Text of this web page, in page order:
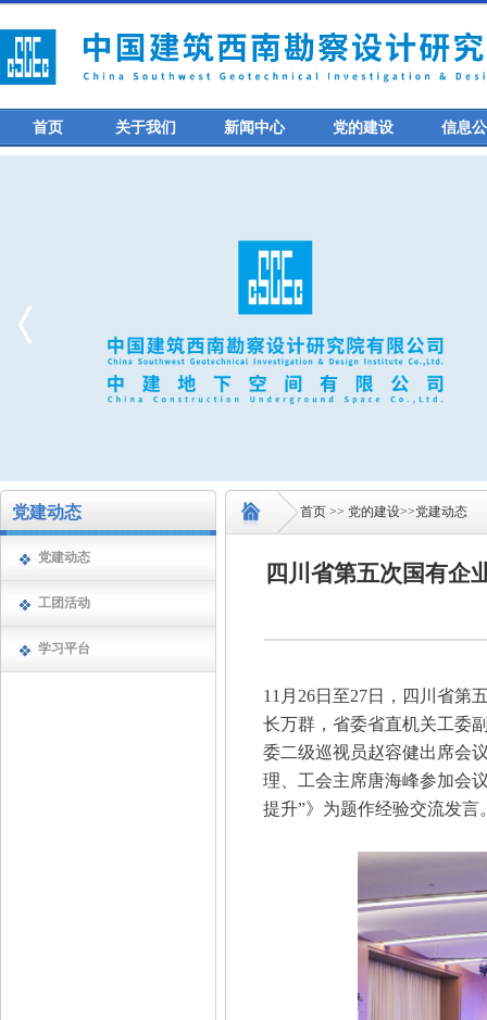
首页 关于我们 新闻中心 党的建设 信息
党建动态
党建动态
工团活动
学习平台
首页 >> 党的建设>>党建动态
四川省第五次国有企
11月26日至27日，四川省第
长万群，省委省直机关工委
委二级巡视员赵容健出席会
理、工会主席唐海峰参加会
提升”》为题作经验交流发言